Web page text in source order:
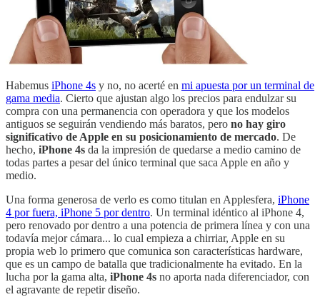
Habemus iPhone 4s y no, no acerté en mi apuesta por un terminal de
gama media. Cierto que ajustan algo los precios para endulzar su
compra con una permanencia con operadora y que los modelos
antiguos se seguirán vendiendo más baratos, pero no hay giro
significativo de Apple en su posicionamiento de mercado. De
hecho, iPhone 4s da la impresión de quedarse a medio camino de
todas partes a pesar del único terminal que saca Apple en año y
medio.
Una forma generosa de verlo es como titulan en Applesfera, iPhone
4 por fuera, iPhone 5 por dentro. Un terminal idéntico al iPhone 4,
pero renovado por dentro a una potencia de primera línea y con una
todavía mejor cámara... lo cual empieza a chirriar, Apple en su
propia web lo primero que comunica son características hardware,
que es un campo de batalla que tradicionalmente ha evitado. En la
lucha por la gama alta, iPhone 4s no aporta nada diferenciador, con
el agravante de repetir diseño.